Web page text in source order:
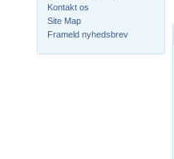
Kontakt os
Site Map
Frameld nyhedsbrev